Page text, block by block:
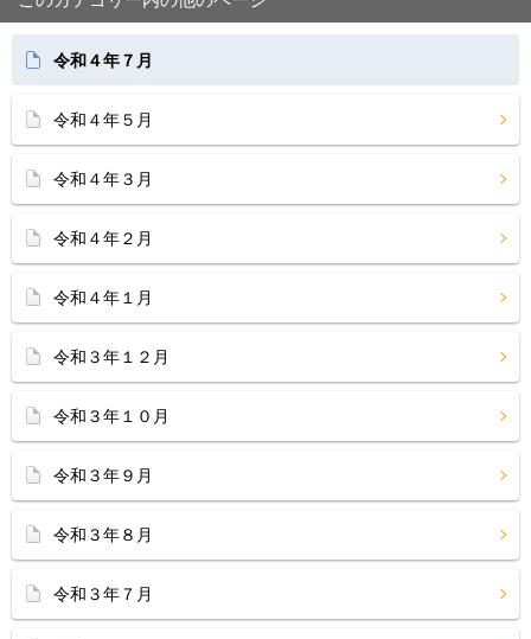
令和４年７月
令和４年５月
令和４年３月
令和４年２月
令和４年１月
令和３年１２月
令和３年１０月
令和３年９月
令和３年８月
令和３年７月